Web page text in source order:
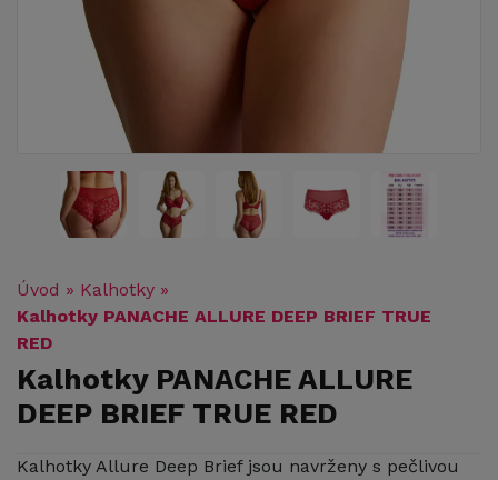
Úvod » Kalhotky »
Kalhotky PANACHE ALLURE DEEP BRIEF TRUE
RED
Kalhotky PANACHE ALLURE
DEEP BRIEF TRUE RED
Kalhotky Allure Deep Brief jsou navrženy s pečlivou